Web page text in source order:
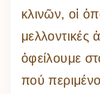
κλινῶν, οἱ
ὀφείλουμε
πού